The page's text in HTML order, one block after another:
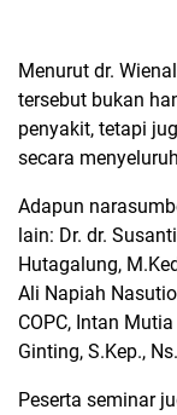
Menurut dr.
tersebut bukan
penyakit, tetapi
secara
Adapun
lain: Dr. dr.
Hutagalung,
Ali Napiah
COPC, Intan
Ginting, S.Kep.,
Peserta seminar